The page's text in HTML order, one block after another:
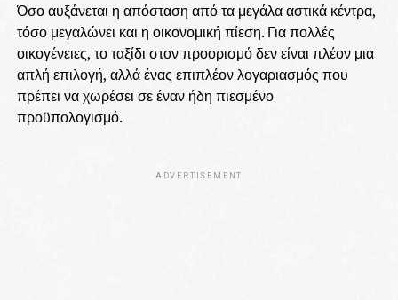
Όσο αυξάνεται η απόσταση από τα μεγάλα αστικά κέντρα,
τόσο μεγαλώνει και η οικονομική πίεση. Για πολλές
οικογένειες, το ταξίδι στον προορισμό δεν είναι πλέον μια
απλή επιλογή, αλλά ένας επιπλέον λογαριασμός που
πρέπει να χωρέσει σε έναν ήδη πιεσμένο
προϋπολογισμό.
ADVERTISEMENT